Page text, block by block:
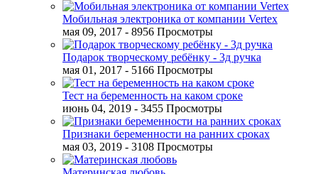
Мобильная электроника от компании Vertex
мая 09, 2017 - 8956 Просмотры
Подарок творческому ребёнку - 3д ручка
мая 01, 2017 - 5166 Просмотры
Тест на беременность на каком сроке
июнь 04, 2019 - 3455 Просмотры
Признаки беременности на ранних сроках
мая 03, 2019 - 3108 Просмотры